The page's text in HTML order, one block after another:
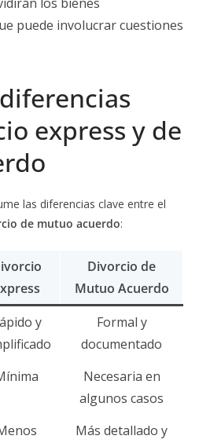
puede involucrar cuestiones
express y de
las diferencias clave entre el
de mutuo acuerdo:
Divorcio de
Mutuo Acuerdo
y
Formal y
documentado
Necesaria en
algunos casos
Más detallado y